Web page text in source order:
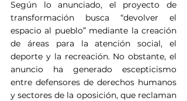
Según lo anunciado, el proyecto de
transformación busca “devolver el
espacio al pueblo” mediante la creación
de áreas para la atención social, el
deporte y la recreación. No obstante, el
anuncio ha generado escepticismo
entre defensores de derechos humanos
y sectores de la oposición, que reclaman